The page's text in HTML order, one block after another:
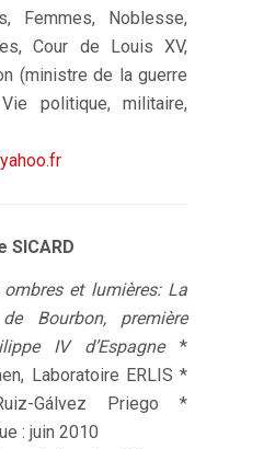
Femmes, Noblesse,
Cour de Louis XV,
(ministre de la guerre
politique, militaire,
SICARD
ombres et lumières: La
Bourbon, première
IV d’Espagne*
Laboratoire ERLIS *
Gálvez Priego *
: juin 2010